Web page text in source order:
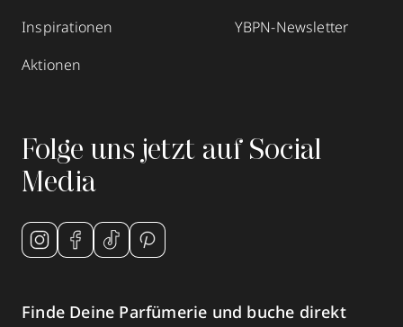
Inspirationen
Aktionen
YBPN-Newsletter
Folge uns jetzt auf Social
Media
Finde Deine Parfümerie und buche direkt